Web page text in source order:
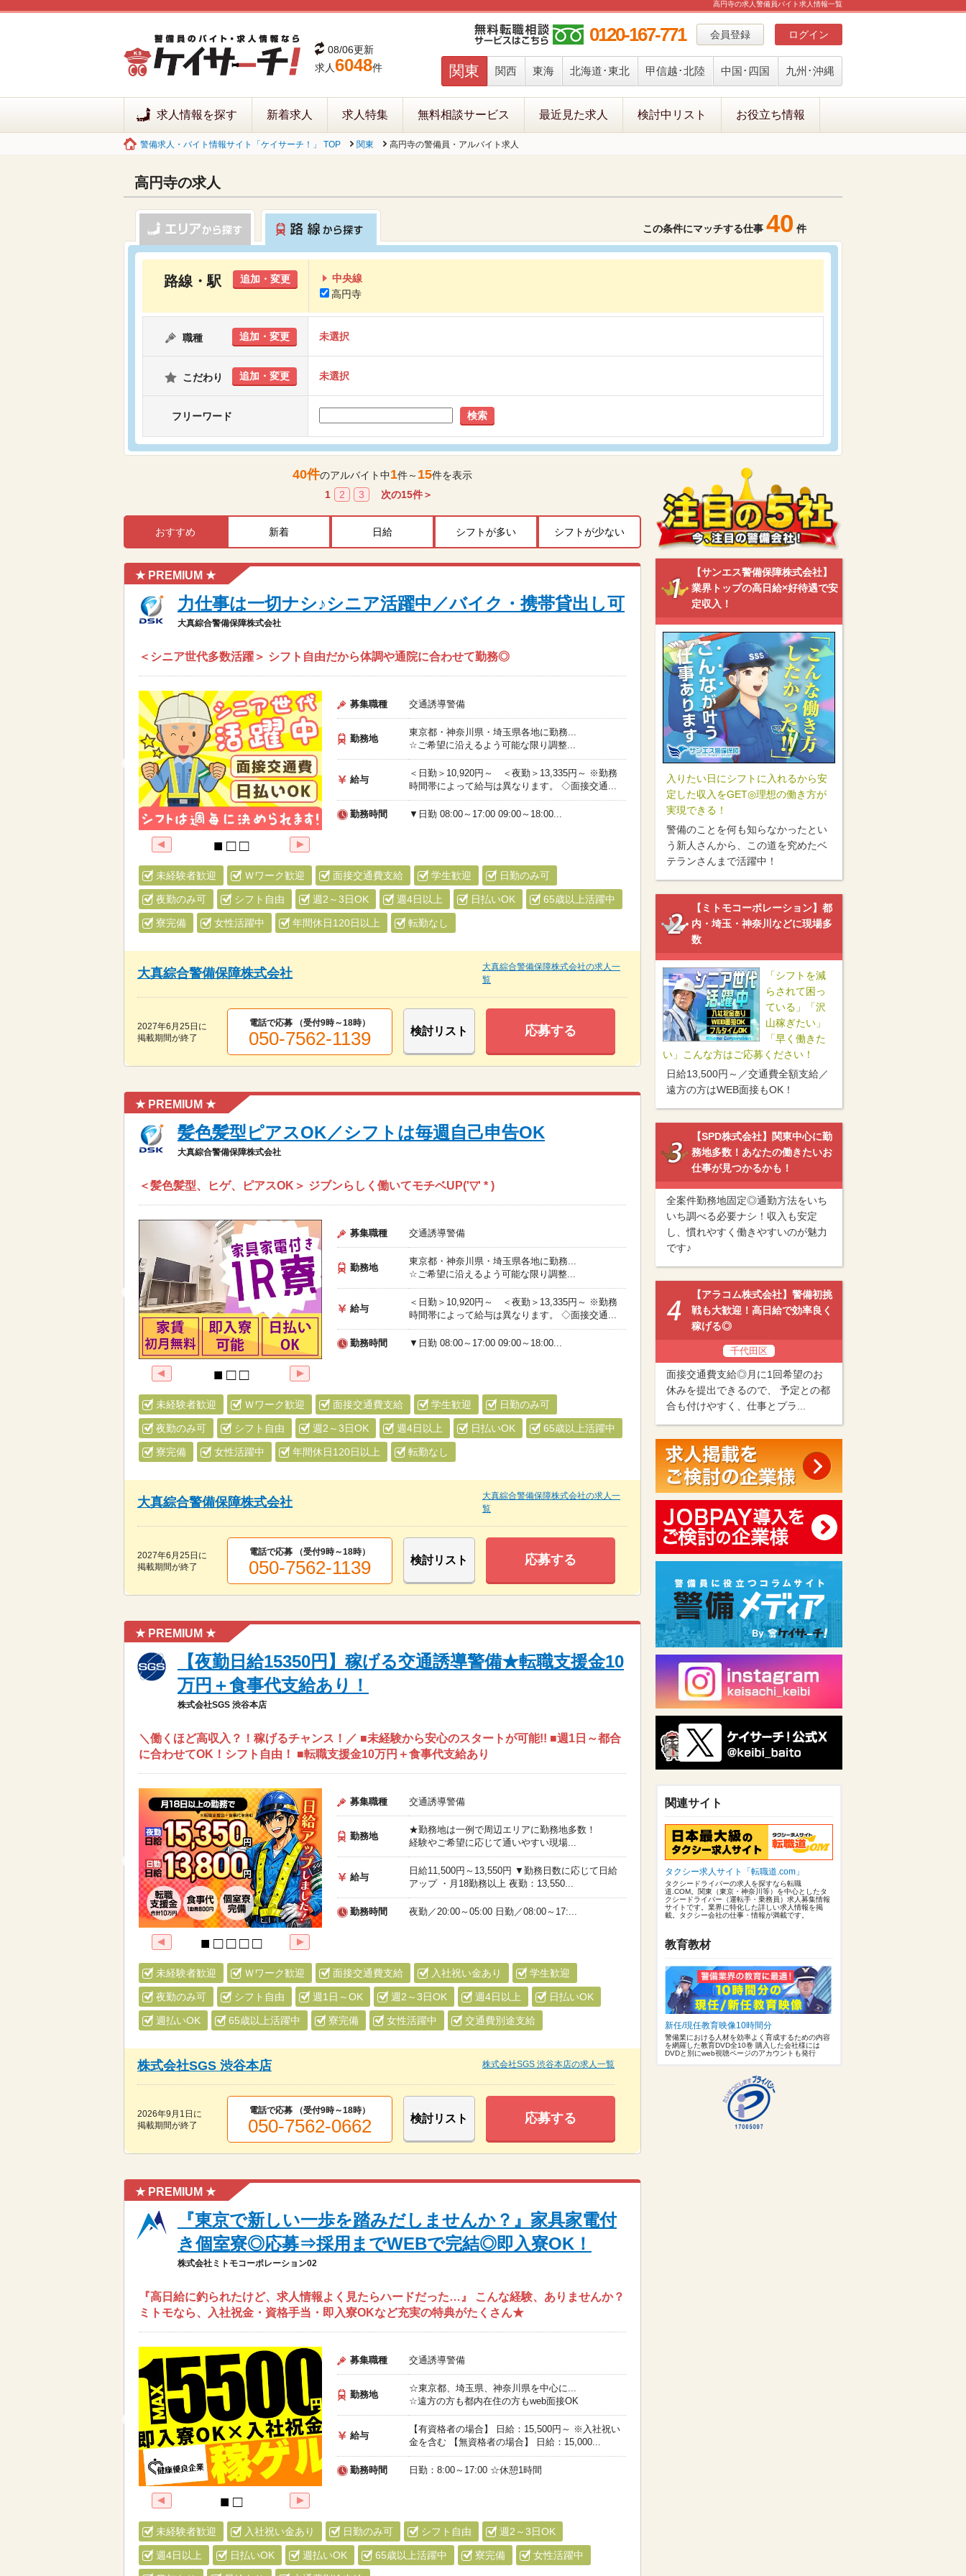
高円寺の求人警備員バイト求人情報一覧
08/06更新
求人6048件
会員登録 ログイン
0120-167-771
関東 関西 東海 北海道･東北 甲信越･北陸 中国･四国 九州･沖縄
求人情報を探す 新着求人 求人特集 無料相談サービス 最近見た求人 検討中リスト お役立ち情報
警備求人・バイト情報サイト「ケイサーチ！」 TOP 関東 高円寺の警備員・アルバイト求人
高円寺の求人
この条件にマッチする仕事 40 件
路線・駅 追加・変更
中央線
高円寺
職種 追加・変更 未選択
こだわり 追加・変更 未選択
フリーワード 検索
40件のアルバイト中1件～ 15件を表示
1
2 3 次の15件＞
おすすめ 新着 日給 シフトが多い シフトが少ない
★ PREMIUM ★
力仕事は一切ナシ♪シニア活躍中／バイク・携帯貸出し可
大真綜合警備保障株式会社
＜シニア世代多数活躍＞ シフト自由だから体調や通院に合わせて勤務◎
募集職種 交通誘導警備
勤務地
東京都・神奈川県・埼玉県各地に勤務...
☆ご希望に沿えるよう可能な限り調整...
給与
＜日勤＞10,920円～ ＜夜勤＞13,335円～ ※勤務
時間帯によって給与は異なります。 ◇面接交通...
勤務時間 ▼日勤 08:00～17:00 09:00～18:00...
未経験者歓迎 Ｗワーク歓迎 面接交通費支給 学生歓迎 日勤のみ可
夜勤のみ可 シフト自由 週2～3日OK 週4日以上 日払いOK 65歳以上活躍中
寮完備 女性活躍中 年間休日120日以上 転勤なし
大真綜合警備保障株式会社
大真綜合警備保障株式会社の求人一
覧
2027年6月25日 に
掲載期間が終了
電話で応募 （受付9時～18時）
050-7562-1139 検討リスト 応募する
★ PREMIUM ★
髪色髪型ピアスOK／シフトは毎週自己申告OK
大真綜合警備保障株式会社
＜髪色髪型、ヒゲ、ピアスOK＞ ジブンらしく働いてモチベUP('▽' * )
募集職種 交通誘導警備
勤務地
東京都・神奈川県・埼玉県各地に勤務...
☆ご希望に沿えるよう可能な限り調整...
給与
＜日勤＞10,920円～ ＜夜勤＞13,335円～ ※勤務
時間帯によって給与は異なります。 ◇面接交通...
勤務時間 ▼日勤 08:00～17:00 09:00～18:00...
未経験者歓迎 Ｗワーク歓迎 面接交通費支給 学生歓迎 日勤のみ可
夜勤のみ可 シフト自由 週2～3日OK 週4日以上 日払いOK 65歳以上活躍中
寮完備 女性活躍中 年間休日120日以上 転勤なし
大真綜合警備保障株式会社
大真綜合警備保障株式会社の求人一
覧
2027年6月25日 に
掲載期間が終了
電話で応募 （受付9時～18時）
050-7562-1139 検討リスト 応募する
★ PREMIUM ★
【夜勤日給15350円】稼げる交通誘導警備★転職支援金10
万円＋食事代支給あり！
株式会社SGS 渋谷本店
＼働くほど高収入？！稼げるチャンス！／ ■未経験から安心のスタートが可能!! ■週1日～都合
に合わせてOK！シフト自由！ ■転職支援金10万円＋食事代支給あり
募集職種 交通誘導警備
勤務地
★勤務地は一例で周辺エリアに勤務地多数！
経験やご希望に応じて通いやすい現場...
給与
日給11,500円～13,550円 ▼勤務日数に応じて日給
アップ ・月18勤務以上 夜勤：13,550...
勤務時間 夜勤／20:00～05:00 日勤／08:00～17:...
未経験者歓迎 Ｗワーク歓迎 面接交通費支給 入社祝い金あり 学生歓迎
夜勤のみ可 シフト自由 週1日～OK 週2～3日OK 週4日以上 日払いOK
週払いOK 65歳以上活躍中 寮完備 女性活躍中 交通費別途支給
株式会社SGS 渋谷本店 株式会社SGS 渋谷本店の求人一覧
2026年9月1日 に
掲載期間が終了
電話で応募 （受付9時～18時）
050-7562-0662 検討リスト 応募する
★ PREMIUM ★
『東京で新しい一歩を踏みだしませんか？』家具家電付
き個室寮◎応募⇒採用までWEBで完結◎即入寮OK！
株式会社ミトモコーポレーション02
『高日給に釣られたけど、求人情報よく見たらハードだった…』 こんな経験、ありませんか？
ミトモなら、入社祝金・資格手当・即入寮OKなど充実の特典がたくさん★
募集職種 交通誘導警備
勤務地
☆東京都、埼玉県、神奈川県を中心に...
☆遠方の方も都内在住の方もweb面接OK
給与
【有資格者の場合】 日給：15,500円～ ※入社祝い
金を含む 【無資格者の場合】 日給：15,000...
勤務時間 日勤：8:00～17:00 ☆休憩1時間
未経験者歓迎 入社祝い金あり 日勤のみ可 シフト自由 週2～3日OK
週4日以上 日払いOK 週払いOK 65歳以上活躍中 寮完備 女性活躍中
【サンエス警備保障株式会社】
業界トップの高日給×好待遇で安
定収入！
入りたい日にシフトに入れるから安
定した収入をGET◎理想の働き方が
実現できる！
警備のことを何も知らなかったとい
う新人さんから、この道を究めたベ
テランさんまで活躍中！
【ミトモコーポレーション】都
内・埼玉・神奈川などに現場多
数
「シフトを減
らされて困っ
ている」「沢
山稼ぎたい」
「早く働きた
い」こんな方はご応募ください！
日給13,500円～／交通費全額支給／
遠方の方はWEB面接もOK！
【SPD株式会社】関東中心に勤
務地多数！あなたの働きたいお
仕事が見つかるかも！
全案件勤務地固定◎通勤方法をいち
いち調べる必要ナシ！収入も安定
し、慣れやすく働きやすいのが魅力
です♪
【アラコム株式会社】警備初挑
戦も大歓迎！高日給で効率良く
稼げる◎
千代田区
面接交通費支給◎月に1回希望のお
休みを提出できるので、 予定との都
合も付けやすく、仕事とプラ...
関連サイト
タクシー求人サイト「転職道.com」
タクシードライバーの求人を探すなら転職
道.COM。関東（東京・神奈川等）を中心としたタ
クシードライバー（運転手・乗務員）求人募集情報
サイトです。業界に特化した詳しい求人情報を掲
載。タクシー会社の仕事・情報が満載です。
教育教材
新任/現任教育映像10時間分
警備業における人材を効率よく育成するための内容
を網羅した教育DVD全10巻 購入した会社様には
DVDと別にweb視聴ページのアカウントも発行